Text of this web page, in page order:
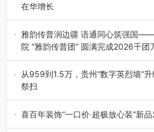
在华增长
融合全球研发实力与本土洞察，深
场创新发展 （7月27日，成…
雅韵传普润边疆 语通同心筑强国
院 “雅韵传普团” 圆满完成2026千团
为扎实推进2026“千团万人推普强国
践，牢牢紧扣 “雅韵传普…
从959到1.5万，贵州“数字英烈墙”
祭扫
八一建军节到来之际，由贵州省退
市退役军人事务局联合贵州广电…
喜百年装饰“一口价·超极放心装”新
2026年7月31日，喜百年装饰“一口